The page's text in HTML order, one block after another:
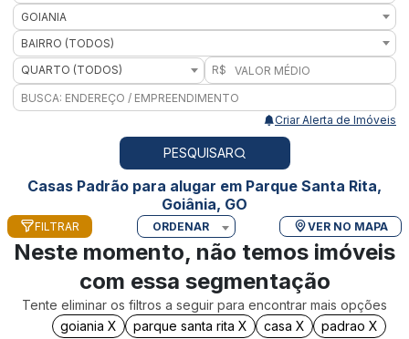
GOIANIA
BAIRRO (TODOS)
QUARTO (TODOS)
R$
Criar Alerta de Imóveis
PESQUISAR
Casas Padrão para alugar em Parque Santa Rita,
Goiânia, GO
FILTRAR ORDENAR VER NO MAPA
Neste momento, não temos imóveis
com essa segmentação
Tente eliminar os filtros a seguir para encontrar mais opções
goiania X
parque santa rita X casa X padrao X